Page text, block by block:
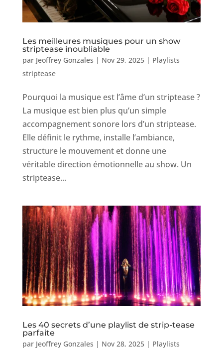
Les meilleures musiques pour un show
striptease inoubliable
par Jeoffrey Gonzales | Nov 29, 2025| Playlists
striptease
Pourquoi la musique est l’âme d’un striptease ?
La musique est bien plus qu’un simple
accompagnement sonore lors d’un striptease.
Elle définit le rythme, installe l’ambiance,
structure le mouvement et donne une
véritable direction émotionnelle au show. Un
striptease...
Les 40 secrets d’une playlist de strip-tease
parfaite
par Jeoffrey Gonzales | Nov 28, 2025| Playlists